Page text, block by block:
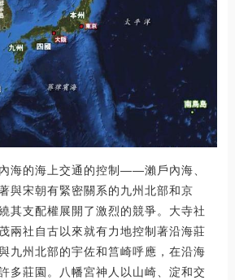
海的海上交通的控制——瀨戶內海、
與宋朝有緊密關系的九州北部和京
其支配權展開了激烈的競爭。大寺社
兩社自古以來就有力地控制著沿海莊
九州北部的宇佐和筥崎呼應，在沿海
多莊園。八幡宮神人以山崎、淀和交